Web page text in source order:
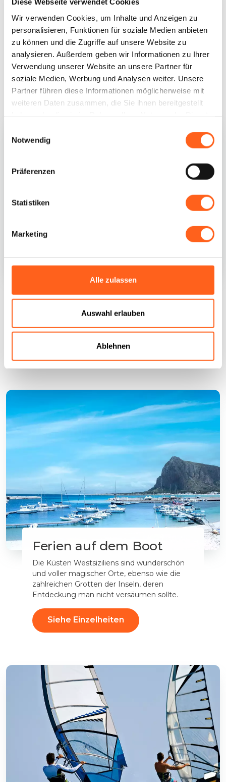
Wir verwenden Cookies, um Inhalte und Anzeigen zu
personalisieren, Funktionen für soziale Medien anbieten
zu können und die Zugriffe auf unsere Website zu
analysieren. Außerdem geben wir Informationen zu Ihrer
Verwendung unserer Website an unsere Partner für
soziale Medien, Werbung und Analysen weiter. Unsere
Partner führen diese Informationen möglicherweise mit
weiteren Daten zusammen, die Sie ihnen bereitgestellt
Notwendig
Präferenzen
Statistiken
Marketing
Alle zulassen
Auswahl erlauben
Ablehnen
Angler, ganz gleich ob es sich um
Sportfischen oder Angeln mit fester Rute
handelt.
Siehe Einzelheiten
Schnorcheln
Kilometer Küstenlinie mit einem
einzigartigen Meer für Liebhaber von
Siehe Einzelheiten
Ferien auf dem Boot
Die Küsten Westsiziliens sind wunderschön
und voller magischer Orte, ebenso wie die
zahlreichen Grotten der Inseln, deren
Entdeckung man nicht versäumen sollte.
Siehe Einzelheiten